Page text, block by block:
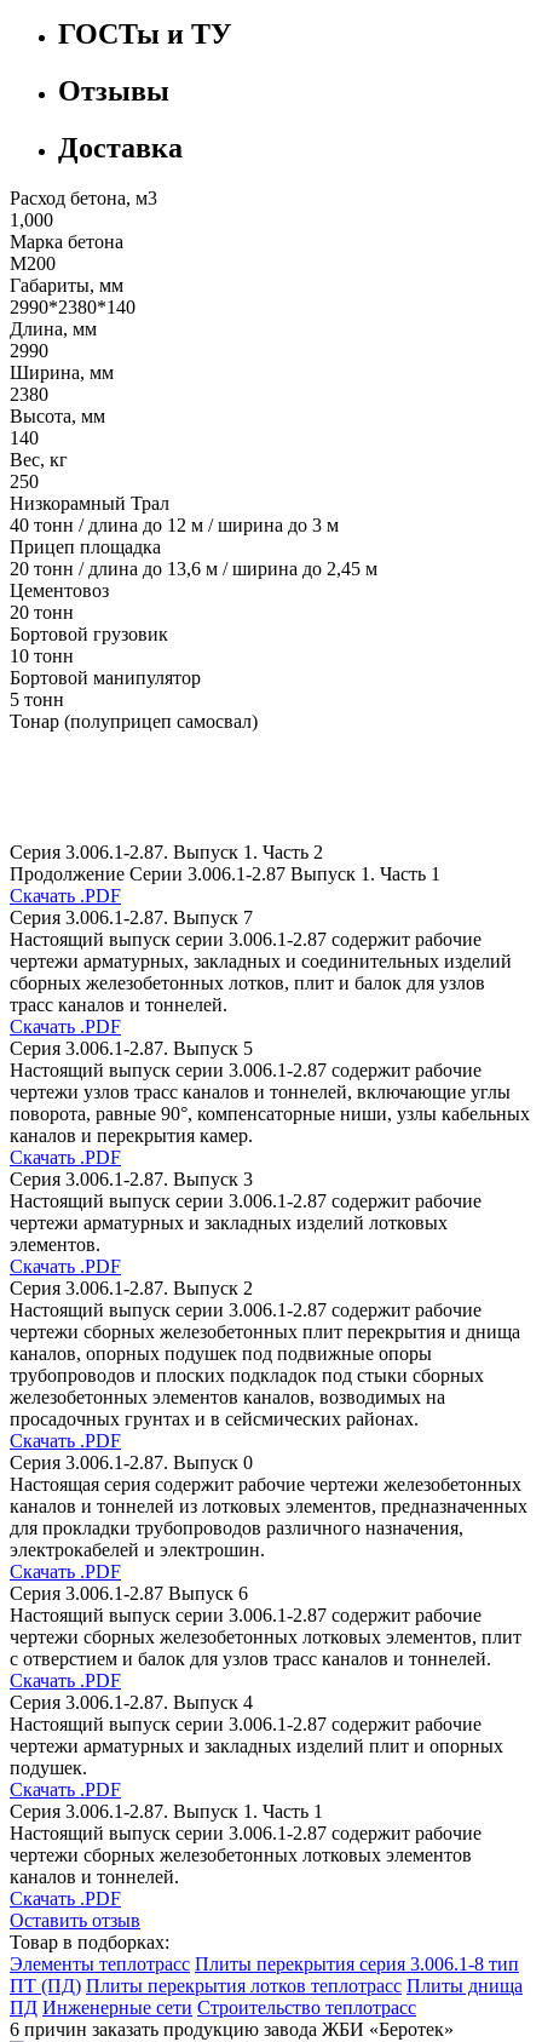
ГОСТы и ТУ
Отзывы
Доставка
Расход бетона, м3
1,000
Марка бетона
М200
Габариты, мм
2990*2380*140
Длина, мм
2990
Ширина, мм
2380
Высота, мм
140
Вес, кг
250
Низкорамный Трал
40 тонн / длина до 12 м / ширина до 3 м
Прицеп площадка
20 тонн / длина до 13,6 м / ширина до 2,45 м
Цементовоз
20 тонн
Бортовой грузовик
10 тонн
Бортовой манипулятор
5 тонн
Тонар (полуприцеп самосвал)
Серия 3.006.1-2.87. Выпуск 1. Часть 2
Продолжение Серии 3.006.1-2.87 Выпуск 1. Часть 1
Скачать .PDF
Серия 3.006.1-2.87. Выпуск 7
Настоящий выпуск серии 3.006.1-2.87 содержит рабочие
чертежи арматурных, закладных и соединительных изделий
сборных железобетонных лотков, плит и балок для узлов
трасс каналов и тоннелей.
Скачать .PDF
Серия 3.006.1-2.87. Выпуск 5
Настоящий выпуск серии 3.006.1-2.87 содержит рабочие
чертежи узлов трасс каналов и тоннелей, включающие углы
поворота, равные 90°, компенсаторные ниши, узлы кабельных
каналов и перекрытия камер.
Скачать .PDF
Серия 3.006.1-2.87. Выпуск 3
Настоящий выпуск серии 3.006.1-2.87 содержит рабочие
чертежи арматурных и закладных изделий лотковых
элементов.
Скачать .PDF
Серия 3.006.1-2.87. Выпуск 2
Настоящий выпуск серии 3.006.1-2.87 содержит рабочие
чертежи сборных железобетонных плит перекрытия и днища
каналов, опорных подушек под подвижные опоры
трубопроводов и плоских подкладок под стыки сборных
железобетонных элементов каналов, возводимых на
просадочных грунтах и в сейсмических районах.
Скачать .PDF
Серия 3.006.1-2.87. Выпуск 0
Настоящая серия содержит рабочие чертежи железобетонных
каналов и тоннелей из лотковых элементов, предназначенных
для прокладки трубопроводов различного назначения,
электрокабелей и электрошин.
Скачать .PDF
Серия 3.006.1-2.87 Выпуск 6
Настоящий выпуск серии 3.006.1-2.87 содержит рабочие
чертежи сборных железобетонных лотковых элементов, плит
с отверстием и балок для узлов трасс каналов и тоннелей.
Скачать .PDF
Серия 3.006.1-2.87. Выпуск 4
Настоящий выпуск серии 3.006.1-2.87 содержит рабочие
чертежи арматурных и закладных изделий плит и опорных
подушек.
Скачать .PDF
Серия 3.006.1-2.87. Выпуск 1. Часть 1
Настоящий выпуск серии 3.006.1-2.87 содержит рабочие
чертежи сборных железобетонных лотковых элементов
каналов и тоннелей.
Скачать .PDF
Оставить отзыв
Товар в подборках:
Элементы теплотрасс Плиты перекрытия серия 3.006.1-8 тип
ПТ (ПД) Плиты перекрытия лотков теплотрасс Плиты днища
ПД Инженерные сети Строительство теплотрасс
6 причин заказать продукцию завода ЖБИ «Беротек»